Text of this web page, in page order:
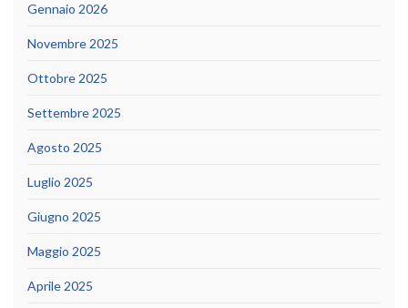
Gennaio 2026
Novembre 2025
Ottobre 2025
Settembre 2025
Agosto 2025
Luglio 2025
Giugno 2025
Maggio 2025
Aprile 2025